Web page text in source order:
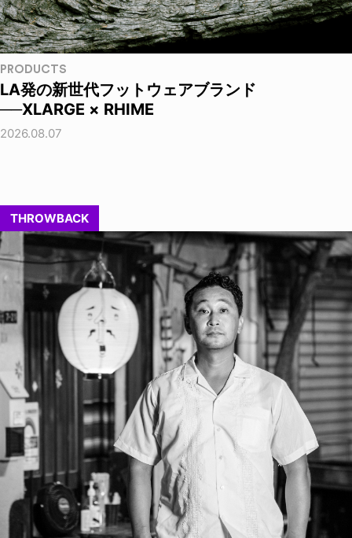
PRODUCTS
LA発の新世代フットウェアブランド
──XLARGE × RHIME
2026.08.07
THROWBACK